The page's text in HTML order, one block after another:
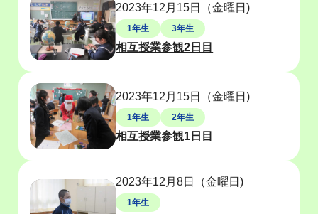
2023年12月15日（金曜日)
1年生 3年生
相互授業参観2日目
2023年12月15日（金曜日)
1年生 2年生
相互授業参観1日目
2023年12月8日（金曜日)
1年生